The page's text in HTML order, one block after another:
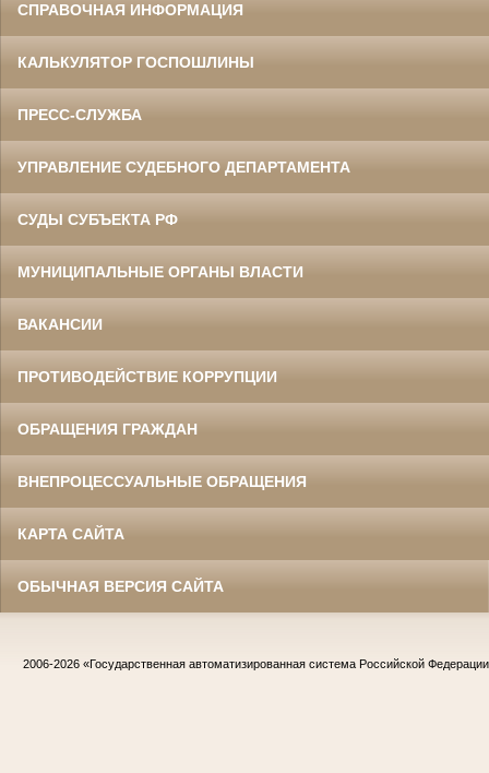
СПРАВОЧНАЯ ИНФОРМАЦИЯ
КАЛЬКУЛЯТОР ГОСПОШЛИНЫ
ПРЕСС-СЛУЖБА
УПРАВЛЕНИЕ СУДЕБНОГО ДЕПАРТАМЕНТА
СУДЫ СУБЪЕКТА РФ
МУНИЦИПАЛЬНЫЕ ОРГАНЫ ВЛАСТИ
ВАКАНСИИ
ПРОТИВОДЕЙСТВИЕ КОРРУПЦИИ
ОБРАЩЕНИЯ ГРАЖДАН
ВНЕПРОЦЕССУАЛЬНЫЕ ОБРАЩЕНИЯ
КАРТА САЙТА
ОБЫЧНАЯ ВЕРСИЯ САЙТА
2006-2026 «Государственная автоматизированная система Российской